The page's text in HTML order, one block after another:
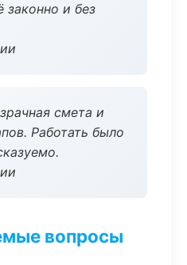
законно и без
смета и
Работать было
вопросы